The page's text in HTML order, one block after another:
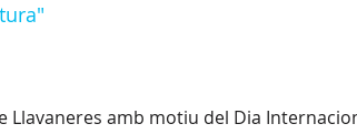
Llavaneres amb motiu del Dia